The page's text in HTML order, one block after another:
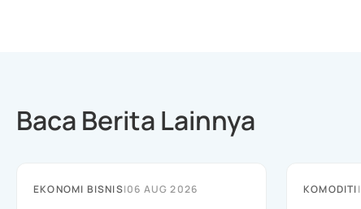
Baca Berita Lainnya
EKONOMI BISNIS|06 AUG 2026 KOMODITI|